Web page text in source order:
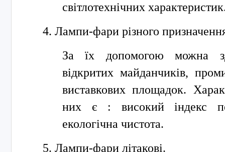
світлотехнічних
Лампи-фари різного
За їх допомогою можна
відкритих майданчиків,
виставкових площадок.
них є : високий індекс
екологічна чистота.
Лампи-фари літакові.